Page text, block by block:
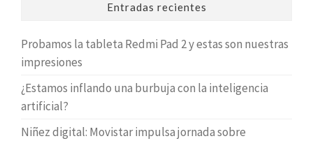
Entradas recientes
Probamos la tableta Redmi Pad 2 y estas son nuestras
impresiones
¿Estamos inflando una burbuja con la inteligencia
artificial?
Niñez digital: Movistar impulsa jornada sobre